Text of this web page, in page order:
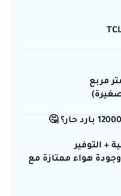
+ التوفير
هواء ممتازة مع